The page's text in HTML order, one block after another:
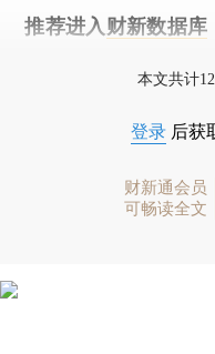
推荐进入 财新数据库
本文共计
登录 后获
财新通会员
可畅读全文